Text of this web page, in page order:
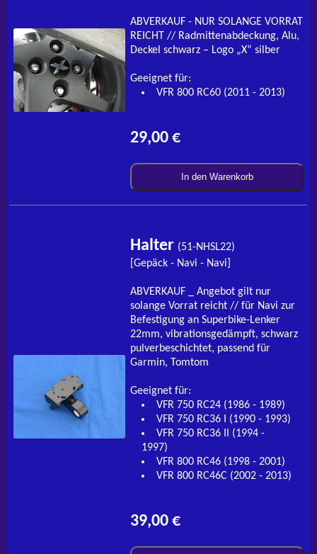
ABVERKAUF - NUR SOLANGE VORRAT
REICHT // Radmittenabdeckung, Alu,
Deckel schwarz – Logo „X“ silber
Geeignet für:
VFR 800 RC60 (2011 - 2013)
29,00 €
In den Warenkorb
Halter (51-NHSL22)
[Gepäck - Navi - Navi]
ABVERKAUF _ Angebot gilt nur
solange Vorrat reicht // für Navi zur
Befestigung an Superbike-Lenker
22mm, vibrationsgedämpft, schwarz
pulverbeschichtet, passend für
Garmin, Tomtom
Geeignet für:
VFR 750 RC24 (1986 - 1989)
VFR 750 RC36 I (1990 - 1993)
VFR 750 RC36 II (1994 -
1997)
VFR 800 RC46 (1998 - 2001)
VFR 800 RC46C (2002 - 2013)
39,00 €